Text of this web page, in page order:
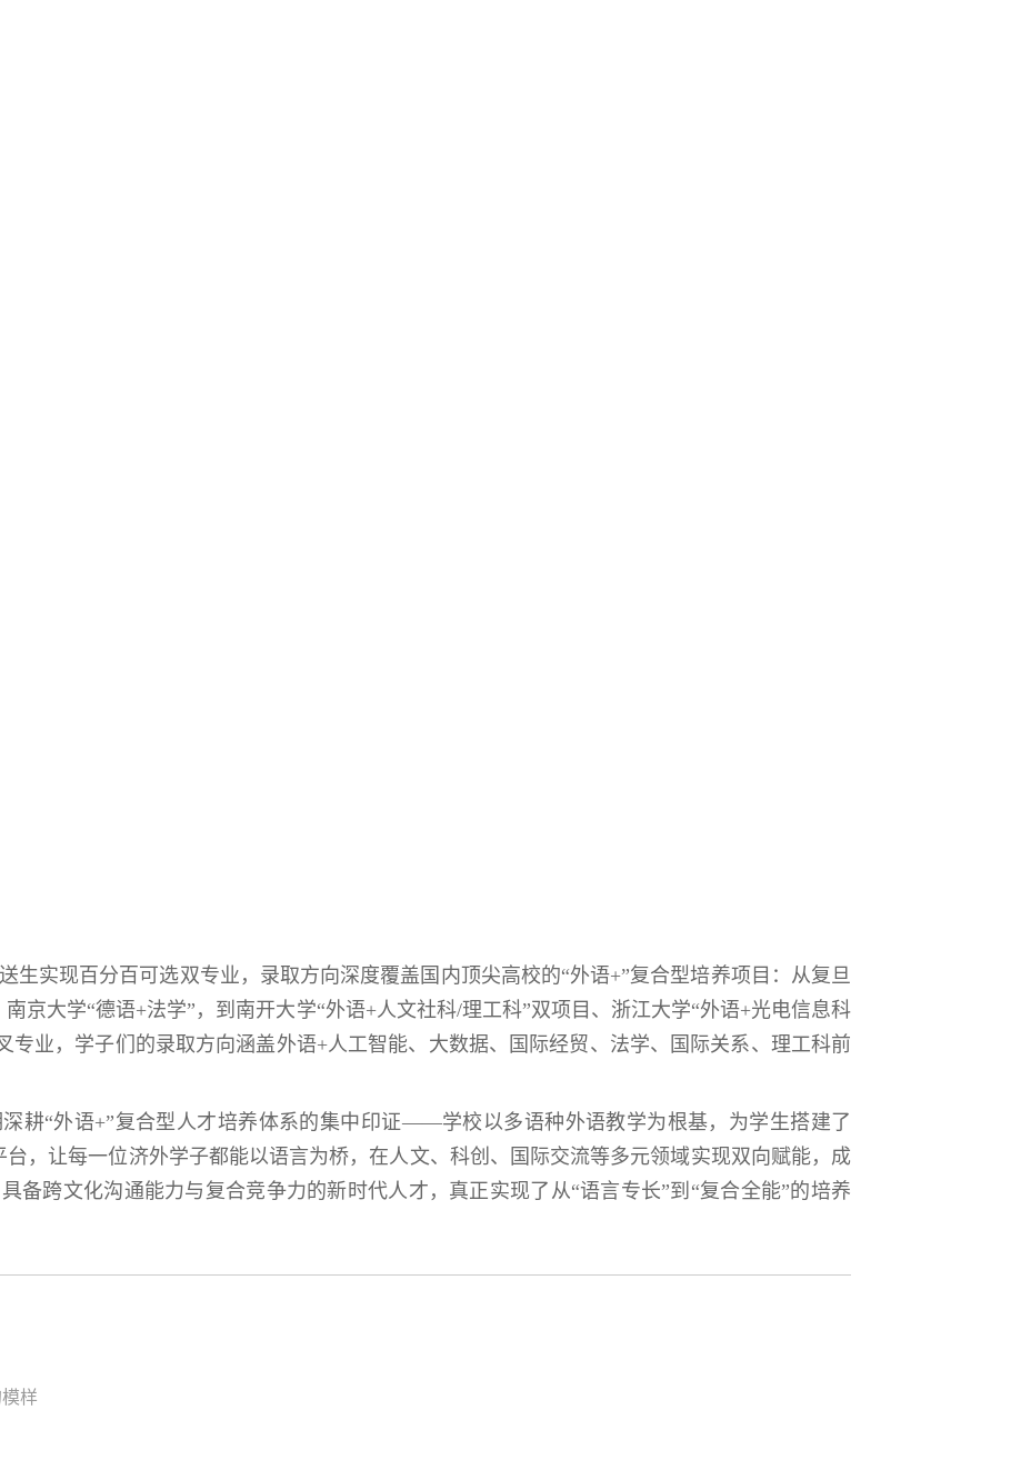
生实现百分百可选双专业，录取方向深度覆盖国内顶尖高校的“外语+”复合型培养项目：从复旦
京大学“德语+法学”，到南开大学“外语+人文社科/理工科”双项目、浙江大学“外语+光电信息科
专业，学子们的录取方向涵盖外语+人工智能、大数据、国际经贸、法学、国际关系、理工科前
耕“外语+”复合型人才培养体系的集中印证——学校以多语种外语教学为根基，为学生搭建了
台，让每一位济外学子都能以语言为桥，在人文、科创、国际交流等多元领域实现双向赋能，成
备跨文化沟通能力与复合竞争力的新时代人才，真正实现了从“语言专长”到“复合全能”的培养
样